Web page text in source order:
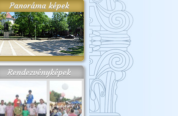
Panoráma képek
Rendezvényképek